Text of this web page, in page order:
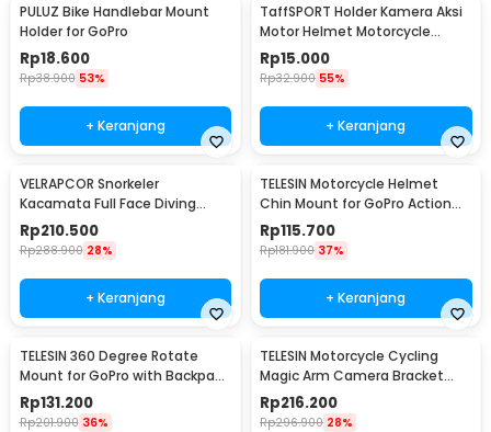
PULUZ Bike Handlebar Mount
Holder for GoPro
Rp18.600
Rp38.900 53%
+ Keranjang
TaffSPORT Holder Kamera Aksi
Motor Helmet Motorcycle
Action Cam Holder - JSP47
Rp15.000
Rp32.900 55%
+ Keranjang
VELRAPCOR Snorkeler
Kacamata Full Face Diving
Snorkeling L/XL - K3
Rp210.500
Rp288.900 28%
+ Keranjang
TELESIN Motorcycle Helmet
Chin Mount for GoPro Action
Cam - GP-HBM-MT2
Rp115.700
Rp181.900 37%
+ Keranjang
TELESIN 360 Degree Rotate
Mount for GoPro with Backpack
Bracket - GP-BPM-005
Rp131.200
Rp201.900 36%
TELESIN Motorcycle Cycling
Magic Arm Camera Bracket
Mount Clip GoPro - GP-HBM-
001
Rp216.200
Rp296.900 28%